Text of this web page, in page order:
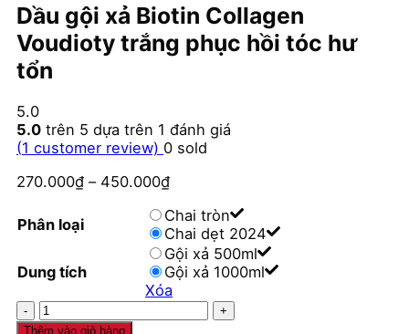
Dầu gội xả Biotin Collagen
Voudioty trắng phục hồi tóc hư
tổn
5.0
5.0 trên 5 dựa trên 1 đánh giá
(1 customer review) 0 sold
270.000₫ – 450.000₫
Phân loại
Chai tròn
Chai dẹt 2024
Dung tích
Gội xả 500ml
Gội xả 1000ml
Xóa
Dầu
gội
Thêm vào giỏ hàng